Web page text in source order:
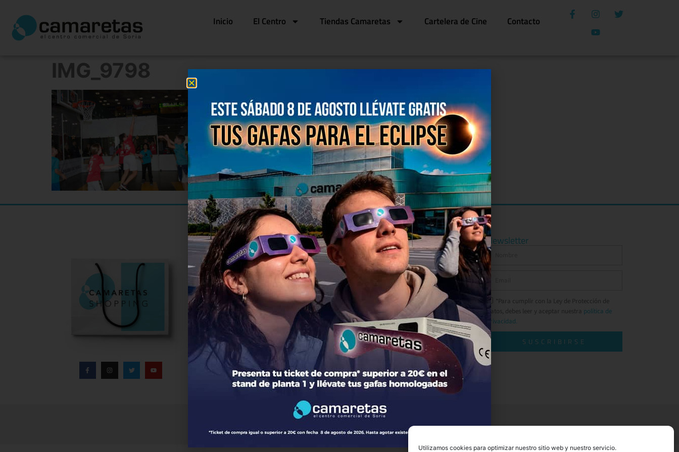
Utilizamos cookies para optimizar nuestro sitio web y nuestro servicio.
Inicio El Centro Tiendas Camaretas Cartelera de Cine Contacto
IMG_9798
Información del centro
Información general
Directorio de tiendas y Planos
Contacto
Política de Privacidad
Aviso Legal
Política de Cookies
Bases legales Concursos y Promociones
Tiendas
Moda
Hogar y Alimentación
Regalos y Complementos
Ocio y Restauración
Servicios
Otros comparativos
Newsletter
*Para cumplir con la Ley de Protección de
Datos, debes leer y aceptar nuestra política de
privacidad.
SUSCRIBIRSE
© 2026 CENTRO COMERCIAL CAMARETAS